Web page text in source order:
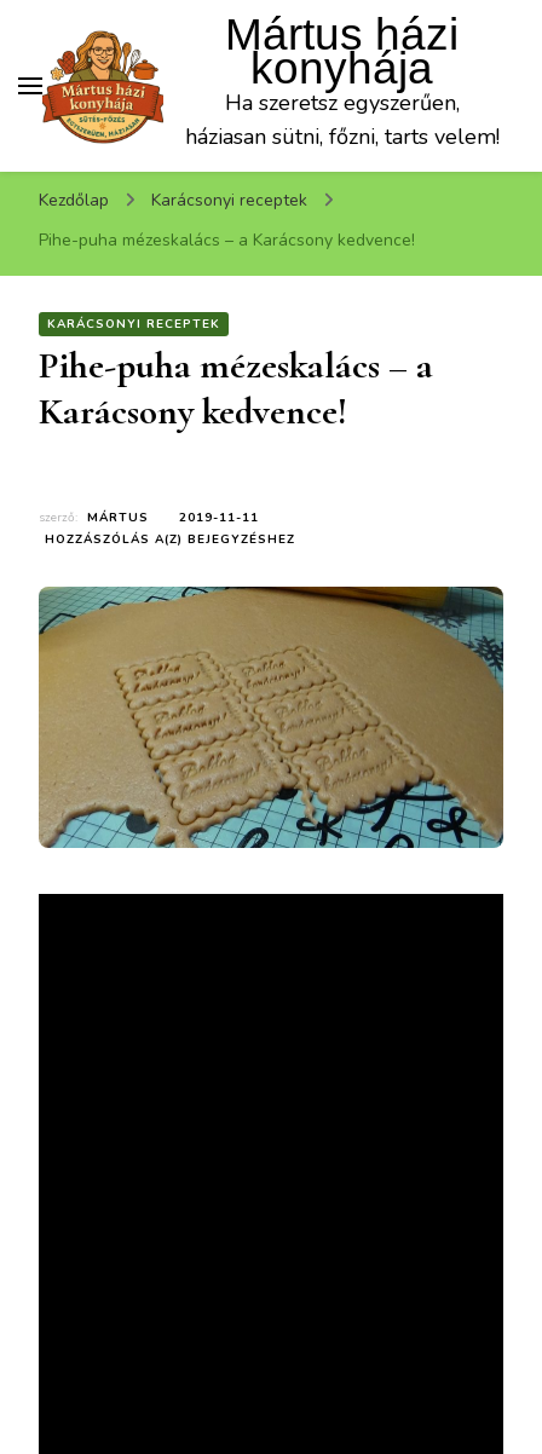
Mártus házi
konyhája
Ha szeretsz egyszerűen,
háziasan sütni, főzni, tarts velem!
Kezdőlap
Karácsonyi receptek
Pihe-puha mézeskalács – a Karácsony kedvence!
KARÁCSONYI RECEPTEK
Pihe-puha mézeskalács – a
Karácsony kedvence!
szerző: MÁRTUS
2019-11-11
HOZZÁSZÓLÁS A(Z) PIHE-
KEDVENCE!
BEJEGYZÉSHEZ